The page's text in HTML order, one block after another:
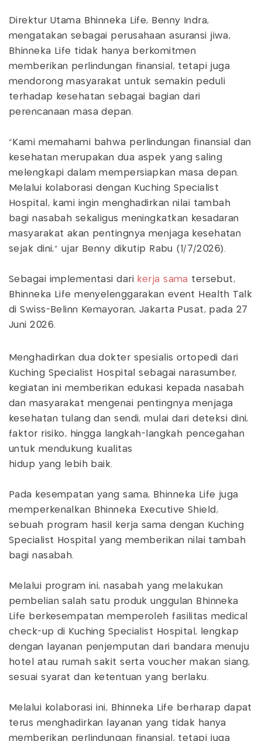
Direktur Utama Bhinneka Life, Benny Indra,
mengatakan sebagai perusahaan asuransi jiwa,
Bhinneka Life tidak hanya berkomitmen
memberikan perlindungan finansial, tetapi juga
mendorong masyarakat untuk semakin peduli
terhadap kesehatan sebagai bagian dari
perencanaan masa depan.
"Kami memahami bahwa perlindungan finansial dan
kesehatan merupakan dua aspek yang saling
melengkapi dalam mempersiapkan masa depan.
Melalui kolaborasi dengan Kuching Specialist
Hospital, kami ingin menghadirkan nilai tambah
bagi nasabah sekaligus meningkatkan kesadaran
masyarakat akan pentingnya menjaga kesehatan
sejak dini," ujar Benny dikutip Rabu (1/7/2026).
Sebagai implementasi dari kerja sama tersebut,
Bhinneka Life menyelenggarakan event Health Talk
di Swiss-Belinn Kemayoran, Jakarta Pusat, pada 27
Juni 2026.
Menghadirkan dua dokter spesialis ortopedi dari
Kuching Specialist Hospital sebagai narasumber,
kegiatan ini memberikan edukasi kepada nasabah
dan masyarakat mengenai pentingnya menjaga
kesehatan tulang dan sendi, mulai dari deteksi dini,
faktor risiko, hingga langkah-langkah pencegahan
untuk mendukung kualitas
hidup yang lebih baik.
Pada kesempatan yang sama, Bhinneka Life juga
memperkenalkan Bhinneka Executive Shield,
sebuah program hasil kerja sama dengan Kuching
Specialist Hospital yang memberikan nilai tambah
bagi nasabah.
Melalui program ini, nasabah yang melakukan
pembelian salah satu produk unggulan Bhinneka
Life berkesempatan memperoleh fasilitas medical
check-up di Kuching Specialist Hospital, lengkap
dengan layanan penjemputan dari bandara menuju
hotel atau rumah sakit serta voucher makan siang,
sesuai syarat dan ketentuan yang berlaku.
Melalui kolaborasi ini, Bhinneka Life berharap dapat
terus menghadirkan layanan yang tidak hanya
memberikan perlindungan finansial, tetapi juga